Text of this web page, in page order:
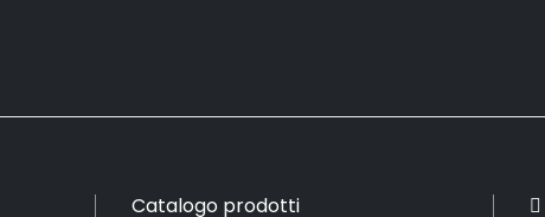
Catalogo prodotti